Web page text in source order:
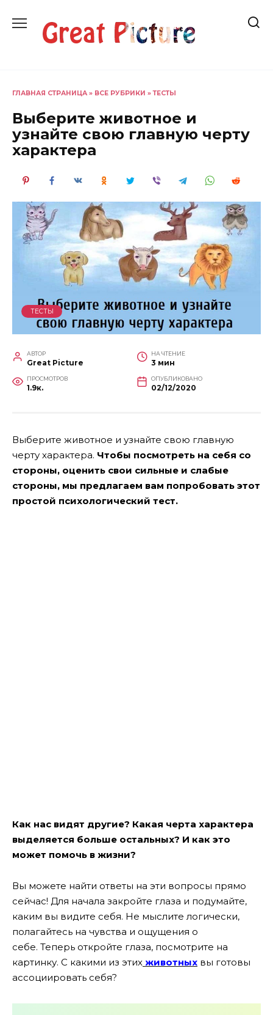
содержанию
ГЛАВНАЯ СТРАНИЦА » ВСЕ РУБРИКИ »ТЕСТЫ
Выберите животное и
узнайте свою главную черту
характера
ТЕСТЫ
АВТОР
Great Picture
НА ЧТЕНИЕ
3 мин
ПРОСМОТРОВ
1.9к.
ОПУБЛИКОВАНО
02/12/2020
Выберите животное и узнайте свою главную
черту характера. Чтобы посмотреть на себя со
стороны, оценить свои сильные и слабые
стороны, мы предлагаем вам попробовать этот
простой психологический тест.
Как нас видят другие? Какая черта характера
выделяется больше остальных? И как это
может помочь в жизни?
Вы можете найти ответы на эти вопросы прямо
сейчас! Для начала закройте глаза и подумайте,
каким вы видите себя. Не мыслите логически,
полагайтесь на чувства и ощущения о
себе. Теперь откройте глаза, посмотрите на
картинку. С какими из этих животных вы готовы
ассоциировать себя?